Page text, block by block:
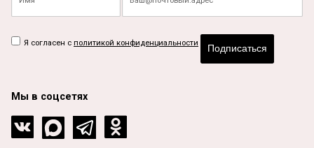
Я согласен с политикой конфиденциальности
Подписаться
Мы в соцсетях